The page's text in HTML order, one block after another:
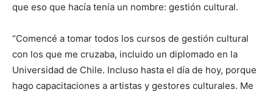
que eso que hacía tenía un nombre: gestión cultural.
“Comencé a tomar todos los cursos de gestión cultural
con los que me cruzaba, incluido un diplomado en la
Universidad de Chile. Incluso hasta el día de hoy, porque
hago capacitaciones a artistas y gestores culturales. Me